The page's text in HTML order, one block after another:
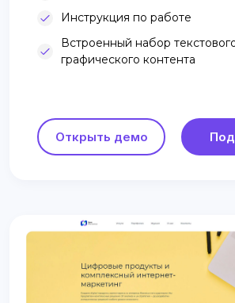
Инструкция по работе
Встроенный набор
графического контента
Открыть демо